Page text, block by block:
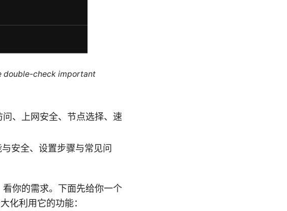
double-check important
、上网安全、节点选择、速
安全、设置步骤与常见问
你的需求。下面先给你一个
化利用它的功能：